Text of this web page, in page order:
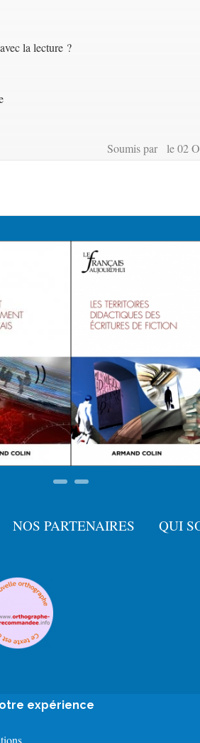
la lecture ?
Soumis par le 02
NOS PARTENAIRES QUI
expérience